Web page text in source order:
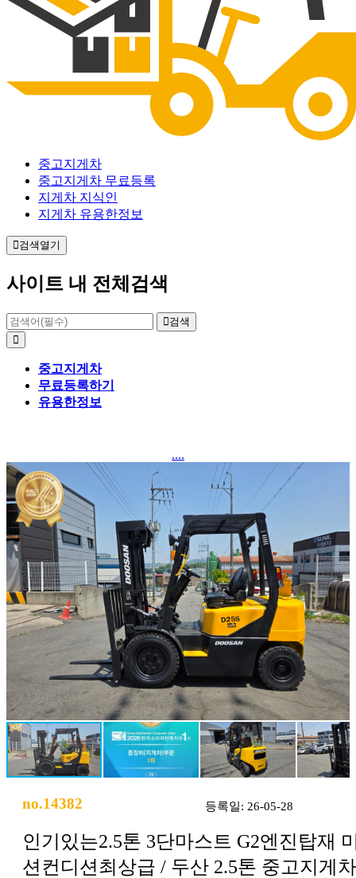
중고지게차
중고지게차 무료등록
지게차 지식인
지게차 유용한정보
검색열기
사이트 내 전체검색
검색
중고지게차
무료등록하기
유용한정보
....
no.14382 등록일: 26-05-28
인기있는2.5톤 3단마스트 G2엔진탑재
션컨디션최상급 / 두산 2.5톤 중고지게차